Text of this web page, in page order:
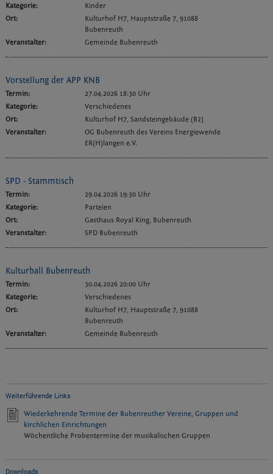
Kategorie:
Kinder
Ort:
Kulturhof H7, Hauptstraße 7, 91088
Bubenreuth
Veranstalter:
Gemeinde Bubenreuth
Vorstellung der APP KNB
Termin:
27.04.2026 18:30 Uhr
Kategorie:
Verschiedenes
Ort:
Kulturhof H7, Sandsteingebäude (B2)
Veranstalter:
OG Bubenreuth des Vereins Energiewende
ER(H)langen e.V.
SPD - Stammtisch
Termin:
29.04.2026 19:30 Uhr
Kategorie:
Parteien
Ort:
Gasthaus Royal King, Bubenreuth
Veranstalter:
SPD Bubenreuth
Kulturball Bubenreuth
Termin:
30.04.2026 20:00 Uhr
Kategorie:
Verschiedenes
Ort:
Kulturhof H7, Hauptstraße 7, 91088
Bubenreuth
Veranstalter:
Gemeinde Bubenreuth
Weiterführende Links
Wiederkehrende Termine der Bubenreuther Vereine, Gruppen und
kirchlichen Einrichtungen
Wöchentliche Probentermine der musikalischen Gruppen
Downloads